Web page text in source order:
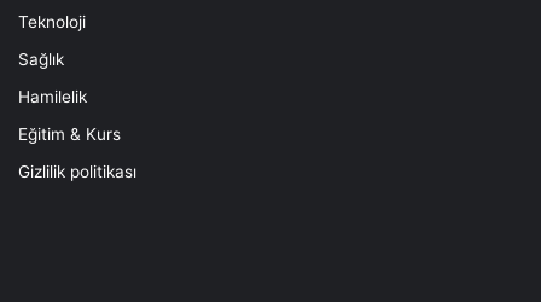
Teknoloji
Sağlık
Hamilelik
Eğitim & Kurs
Gizlilik politikası